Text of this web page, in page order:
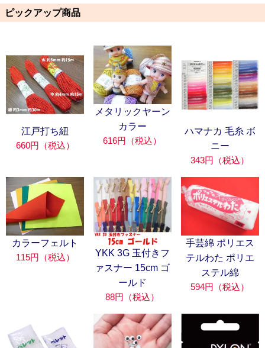
ピックアップ商品
江戸打ち紐
660円（税込）
メタリックヤーン
カラー
616円（税込）
ハマナカ 毛糸 ボ
ニー
343円（税込）
カラーフェルト
115円（税込）
YKK 3G 玉付きフ
ァスナー 15cm ゴ
ールド
88円（税込）
手芸綿 ポリエス
テルわた ポリエ
ステル綿
594円（税込）